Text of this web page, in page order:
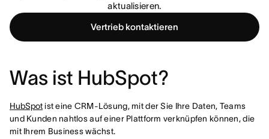
aktualisieren.
Vertrieb kontaktieren
Was ist HubSpot?
HubSpotist eine CRM-Lösung, mit der Sie Ihre Daten, Teams
und Kunden nahtlos auf einer Plattform verknüpfen können, die
mit Ihrem Business wächst.